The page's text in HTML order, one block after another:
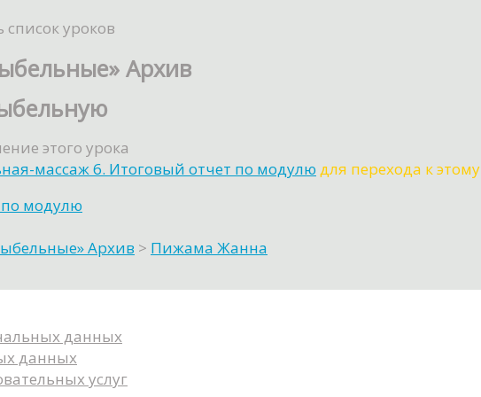
уроков
Архив
этого урока
массаж 6. Итоговый отчет по модулю для перехода к
модулю
Архив > Пижама Жанна
данных
данных
услуг